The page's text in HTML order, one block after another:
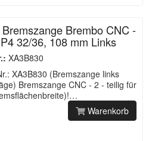
Brembo CNC -
32/36, 108 mm Links
XA3B830
XA3B830 (Bremszange links
Bremszange CNC - 2 - teilig für
Warenkorb